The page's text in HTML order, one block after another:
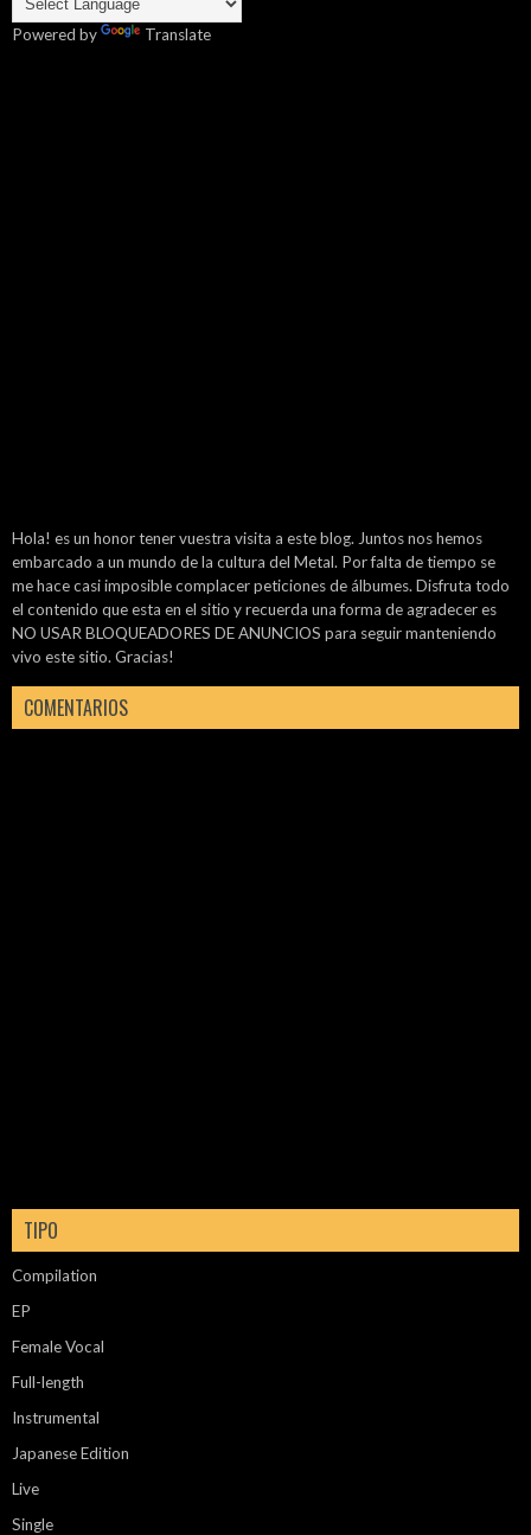
Powered by Translate
Hola! es un honor tener vuestra visita a este blog. Juntos nos hemos
embarcado a un mundo de la cultura del Metal. Por falta de tiempo se
me hace casi imposible complacer peticiones de álbumes. Disfruta todo
el contenido que esta en el sitio y recuerda una forma de agradecer es
NO USAR BLOQUEADORES DE ANUNCIOS para seguir manteniendo
vivo este sitio. Gracias!
COMENTARIOS
TIPO
Compilation
EP
Female Vocal
Full-length
Instrumental
Japanese Edition
Live
Single